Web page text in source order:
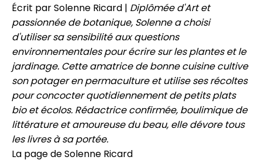
Écrit par Solenne Ricard | Diplômée d'Art et
passionnée de botanique, Solenne a choisi
d'utiliser sa sensibilité aux questions
environnementales pour écrire sur les plantes et le
jardinage. Cette amatrice de bonne cuisine cultive
son potager en permaculture et utilise ses récoltes
pour concocter quotidiennement de petits plats
bio et écolos. Rédactrice confirmée, boulimique de
littérature et amoureuse du beau, elle dévore tous
les livres à sa portée.
La page de Solenne Ricard